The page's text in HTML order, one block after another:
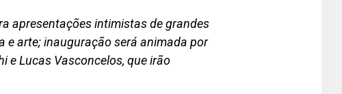
apresentações intimistas de grandes
e arte; inauguração será animada por
e Lucas Vasconcelos, que irão